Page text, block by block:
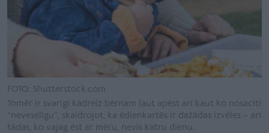
FOTO: Shutterstock.com
Tomēr ir svarīgi kādreiz bērnam ļaut apēst arī kaut ko nosacīti
“neveselīgu”, skaidrojot, ka ēdienkartēs ir dažādas izvēles – arī
tādas, ko vajag ēst ar mēru, nevis katru dienu.